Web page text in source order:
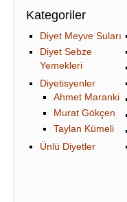
Kategoriler
Diyet Meyve Suları
Diyet Sebze
Yemekleri
Diyetisyenler
Ahmet Maranki
Murat Gökçen
Taylan Kümeli
Ünlü Diyetler